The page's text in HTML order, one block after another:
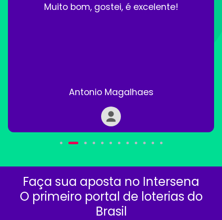
Muito bom, gostei, é excelente!
Antonio Magalhaes
Faça sua aposta no Intersena
O primeiro portal de loterias do
Brasil